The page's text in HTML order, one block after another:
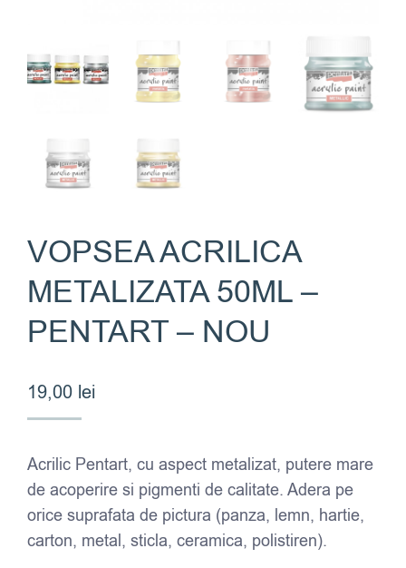
VOPSEA ACRILICA
METALIZATA 50ML –
PENTART – NOU
19,00 lei
Acrilic Pentart, cu aspect metalizat, putere mare
de acoperire si pigmenti de calitate. Adera pe
orice suprafata de pictura (panza, lemn, hartie,
carton, metal, sticla, ceramica, polistiren).